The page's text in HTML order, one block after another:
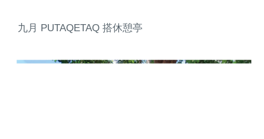
九月 PUTAQETAQ 搭休憩亭